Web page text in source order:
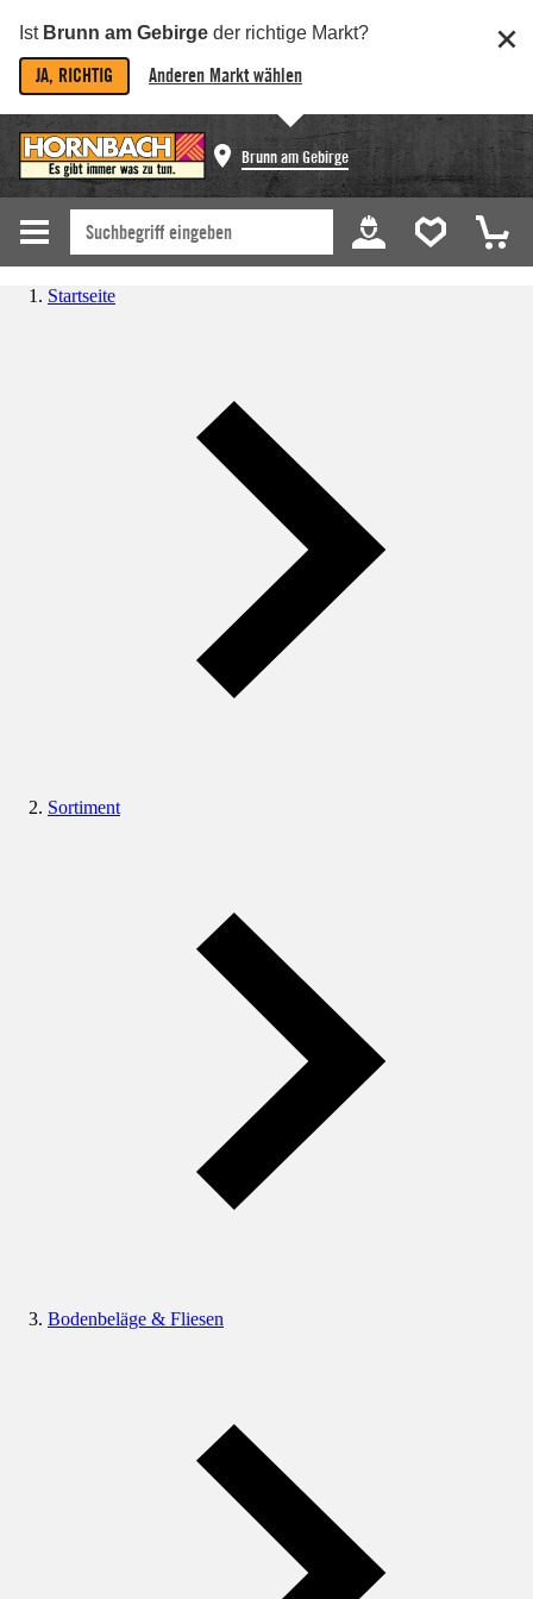
Ist Brunn am Gebirge der richtige Markt?
JA, RICHTIG Anderen Markt wählen
Brunn am Gebirge
Startseite
Sortiment
Bodenbeläge & Fliesen